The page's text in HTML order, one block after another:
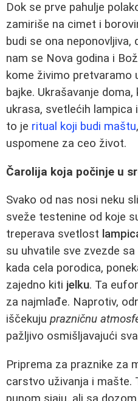
Dok se prve pahulje
zamiriše na cimet i
budi se ona
nam se Nova godina i
kome živimo pretvaramo
bajke. Ukrašavanje
ukrasa, svetlećih lampica
to je ritual koji budi maštu
uspomene za ceo život.
Čarolija koja počinje u
Svako od nas nosi neku
sveže testenine od koje
treperava svetlost
su uhvatile sve zvezde
kada cela porodica,
zajedno kiti jelku. Ta
za najmlađe. Naprotiv,
iščekuju prazničnu
pažljivo osmišljavajući
Priprema za praznike za
carstvo uživanja i mašte.